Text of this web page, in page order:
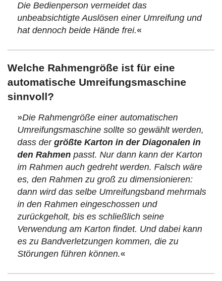
Die Bedienperson vermeidet das
unbeabsichtigte Auslösen einer Umreifung und
hat dennoch beide Hände frei.«
Welche Rahmengröße ist für eine
automatische Umreifungsmaschine
sinnvoll?
»Die Rahmengröße einer automatischen
Umreifungsmaschine sollte so gewählt werden,
dass der größte Karton in der Diagonalen in
den Rahmen passt. Nur dann kann der Karton
im Rahmen auch gedreht werden. Falsch wäre
es, den Rahmen zu groß zu dimensionieren:
dann wird das selbe Umreifungsband mehrmals
in den Rahmen eingeschossen und
zurückgeholt, bis es schließlich seine
Verwendung am Karton findet. Und dabei kann
es zu Bandverletzungen kommen, die zu
Störungen führen können.«